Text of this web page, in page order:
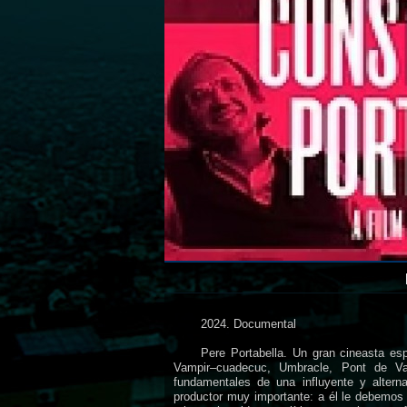
2024. Documental
Pere Portabella. Un gran cineasta
Vampir–cuadecuc, Umbracle, Pont de
fundamentales de una influyente y
productor muy importante: a él le